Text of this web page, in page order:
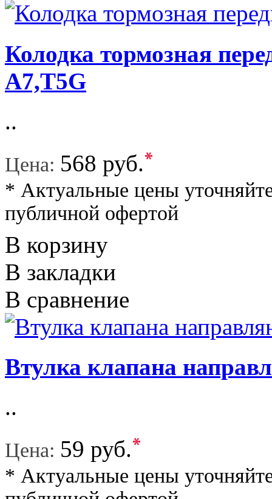
Колодка тормозная
A7,T5G
..
Цена: 568 руб.*
* Актуальные цены
публичной офертой
В корзину
В закладки
В сравнение
Втулка клапана
..
Цена: 59 руб.*
* Актуальные цены